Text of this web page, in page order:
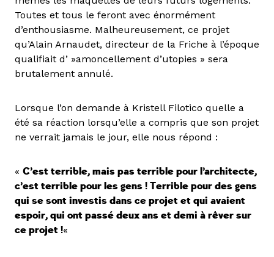
Toutes et tous le feront avec énormément
d’enthousiasme. Malheureusement, ce projet
qu’Alain Arnaudet, directeur de la Friche à l’époque
qualifiait d’ »amoncellement d’utopies » sera
brutalement annulé.
Lorsque l’on demande à Kristell Filotico quelle a
été sa réaction lorsqu’elle a compris que son projet
ne verrait jamais le jour, elle nous répond :
« C’est terrible, mais pas terrible pour l’architecte,
c’est terrible pour les gens ! Terrible pour des gens
qui se sont investis dans ce projet et qui avaient
espoir, qui ont passé deux ans et demi à rêver sur
ce projet !«